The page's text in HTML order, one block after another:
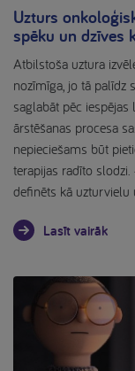
Uzturs
spēku un dzīves
Atbilstoša uztura
nozīmīga, jo tā palīdz
saglabāt pēc
ārstēšanas procesa
nepieciešams būt
terapijas radīto
definēts kā
Lasīt vairāk